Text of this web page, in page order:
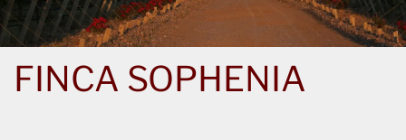
FINCA SOPHENIA